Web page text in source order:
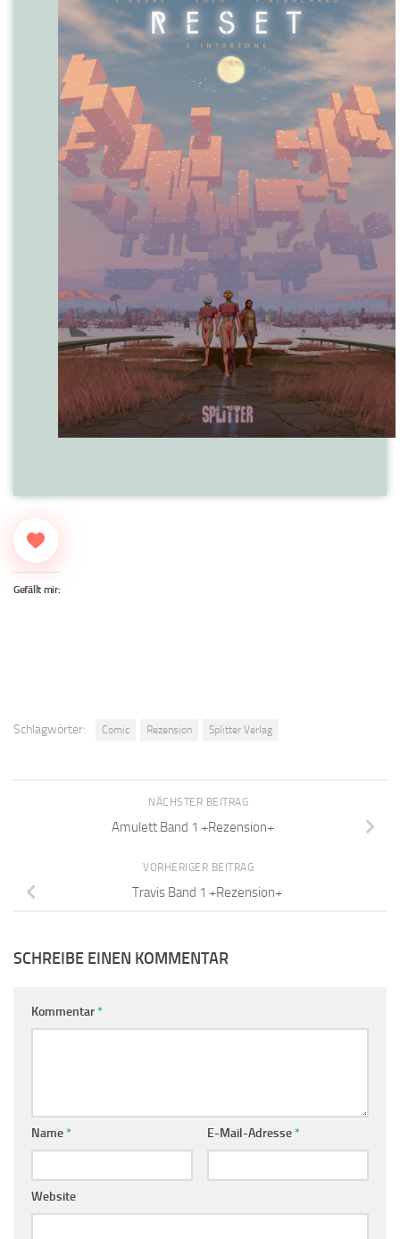
Gefällt mir:
Schlagwörter: Comic Rezension Splitter Verlag
NÄCHSTER BEITRAG
Amulett Band 1 +Rezension+
VORHERIGER BEITRAG
Travis Band 1 +Rezension+
SCHREIBE EINEN KOMMENTAR
Kommentar*
Name* E-Mail-Adresse*
Website